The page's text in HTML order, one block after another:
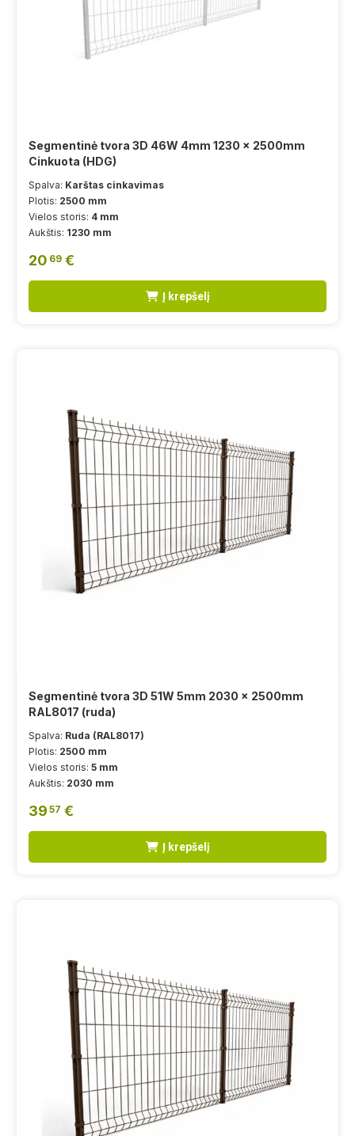
Segmentinė tvora 3D 46W 4mm 1230 x 2500mm
Cinkuota (HDG)
Spalva: Karštas cinkavimas
Plotis: 2500 mm
Vielos storis: 4 mm
Aukštis: 1230 mm
20 69 €
Į krepšelį
Segmentinė tvora 3D 51W 5mm 2030 x 2500mm
RAL8017 (ruda)
Spalva: Ruda (RAL8017)
Plotis: 2500 mm
Vielos storis: 5 mm
Aukštis: 2030 mm
39 57 €
Į krepšelį